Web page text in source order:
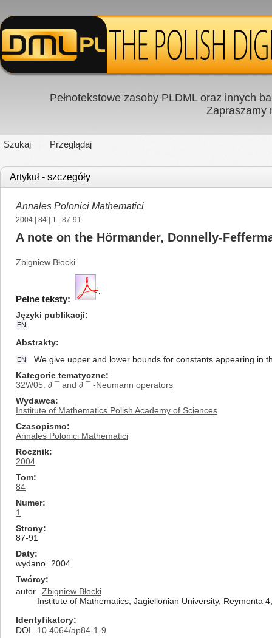
Pełnotekstowe zasoby PLDML oraz innych
Zapraszamy
Szukaj Przeglądaj
Artykuł - szczegóły
Annales Polonici Mathematici
2004 84 1 | 87-91
A note on the Hörmander, Donnelly-
Zbigniew Błocki
Pełne teksty:
Języki publikacji
EN
Abstrakty
EN
We give upper and lower bounds for constants appearing in
Kategorie tematyczne
32W05: ∂ ¯ and ∂ ¯ -Neumann operators
Wydawca
Institute of Mathematics Polish Academy of Sciences
Czasopismo
Annales Polonici Mathematici
Rocznik
2004
Tom
84
Numer
1
Strony
87-91
Daty
wydano
2004
Twórcy
autor
Zbigniew Błocki
Institute of Mathematics, Jagiellonian University, Reymonta
Identyfikatory
DOI
10.4064/ap84-1-9